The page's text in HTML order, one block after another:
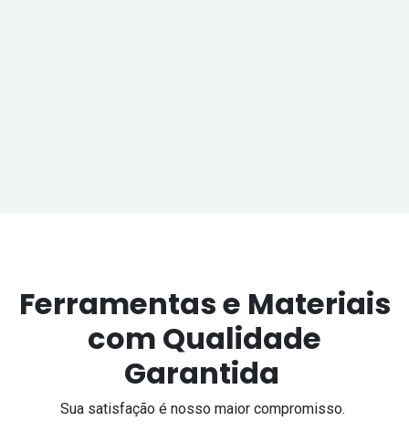
Ferramentas e Materiais
com Qualidade
Garantida
Sua satisfação é nosso maior compromisso.